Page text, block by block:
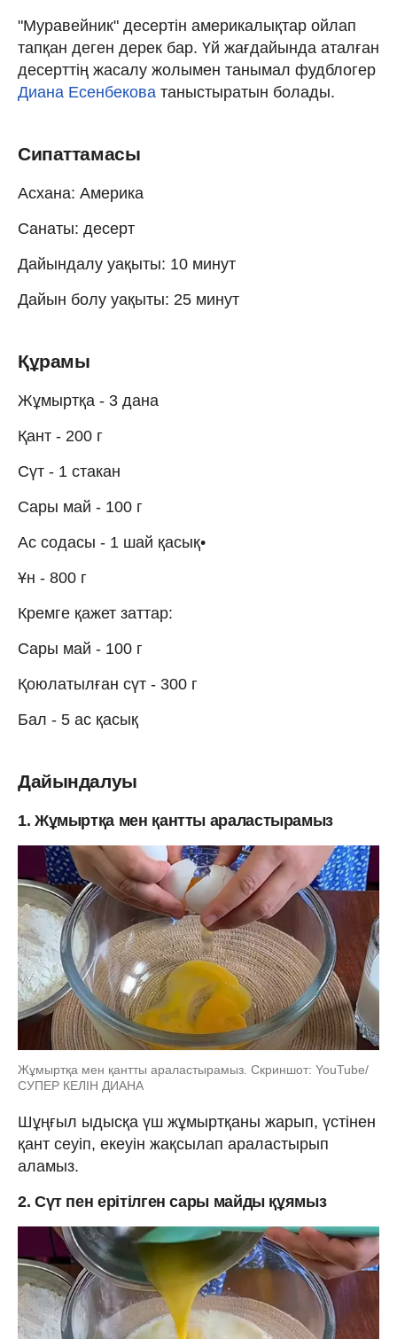
"Муравейник" десертін америкалықтар ойлап
тапқан деген дерек бар. Үй жағдайында аталған
десерттің жасалу жолымен танымал фудблогер
Диана Есенбекова таныстыратын болады.
Сипаттамасы
Асхана: Америка
Санаты: десерт
Дайындалу уақыты: 10 минут
Дайын болу уақыты: 25 минут
Құрамы
Жұмыртқа - 3 дана
Қант - 200 г
Cүт - 1 стакан
Сары май - 100 г
Ас содасы - 1 шай қасық•
Ұн - 800 г
Кремге қажет заттар:
Сары май - 100 г
Қоюлатылған сүт - 300 г
Бал - 5 ас қасық
Дайындалуы
1. Жұмыртқа мен қантты араластырамыз
Жұмыртқа мен қантты араластырамыз. Скриншот: YouTube/
СУПЕР КЕЛІН ДИАНА
Шұңғыл ыдысқа үш жұмыртқаны жарып, үстінен
қант сеуіп, екеуін жақсылап араластырып
аламыз.
2. Cүт пен ерітілген сары майды құямыз